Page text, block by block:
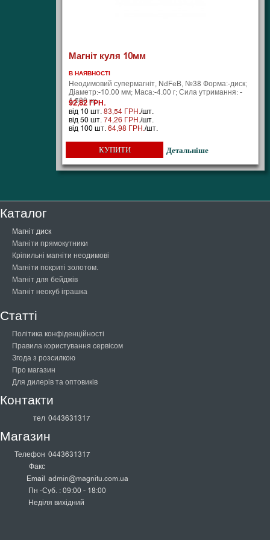
Магніт куля 10мм
В НАЯВНОСТІ
Неодимовий супермагніт, NdFeB, №38 Форма:-диск;
Діаметр:-10.00 мм; Маса:-4.00 г; Сила утримання: -
1.500 кг;
92,82 ГРН.
від 10 шт.83,54 ГРН./шт.
від 50 шт.74,26 ГРН./шт.
від 100 шт.64,98 ГРН./шт.
КУПИТИ Детальніше
Каталог
Магніт диск
Магніти прямокутники
Кріпильні магніти неодимові
Магніти покриті золотом.
Магніт для бейджів
Магніт неокуб іграшка
Статті
Політика конфіденційності
Правила користування сервісом
Згода з розсилкою
Про магазин
Для дилерів та оптовиків
Контакти
тел 0443631317
Магазин
Телефон 0443631317
Факс
Email admin@magnitu.com.ua
Пн -Суб. : 09:00 - 18:00
Неділя вихідний